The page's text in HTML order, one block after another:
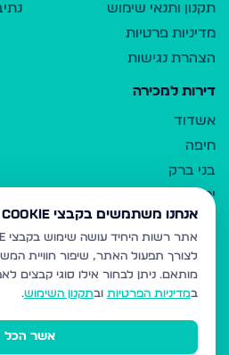
תקנון ותנאי שימוש
מדיניות פרטיות
הצהרת נגישות
דירות למכירה
אשדוד
חיפה
בני ברק
ירושלים
אלעד
גבעת זאב
בית שמש
רכסים
מודיעין עילית
אנחנו משתמשים בקבצי Cookie
לצורך תפעול האתר, שיפור חוויית
מותאם. ניתן לבחור אילו סוגי קבצים
במדיניות הפרטיות ובתקנון השימוש.
אשר הכל